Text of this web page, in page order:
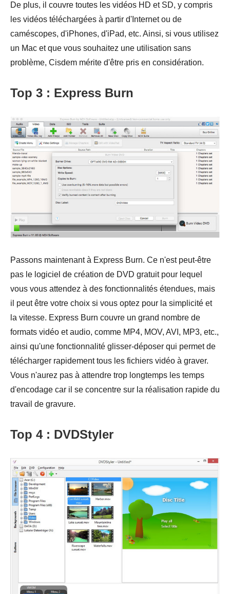
De plus, il couvre toutes les vidéos HD et SD, y compris
les vidéos téléchargées à partir d'Internet ou de
caméscopes, d'iPhones, d'iPad, etc. Ainsi, si vous utilisez
un Mac et que vous souhaitez une utilisation sans
problème, Cisdem mérite d'être pris en considération.
Top 3 : Express Burn
Passons maintenant à Express Burn. Ce n'est peut-être
pas le logiciel de création de DVD gratuit pour lequel
vous vous attendez à des fonctionnalités étendues, mais
il peut être votre choix si vous optez pour la simplicité et
la vitesse. Express Burn couvre un grand nombre de
formats vidéo et audio, comme MP4, MOV, AVI, MP3, etc.,
ainsi qu'une fonctionnalité glisser-déposer qui permet de
télécharger rapidement tous les fichiers vidéo à graver.
Vous n'aurez pas à attendre trop longtemps les temps
d'encodage car il se concentre sur la réalisation rapide du
travail de gravure.
Top 4 : DVDStyler